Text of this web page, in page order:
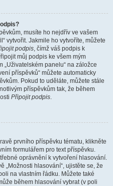
musíte ho nejdřív ve vašem
vytvořit. Jakmile ho vytvoříte, můžete
podpis, čímž váš podpis k
můj podpis ke všem mým
„Uživatelském panelu“ na záložce
příspěvků“ můžete automaticky
Pokud to uděláte, můžete stále
příspěvkům tak, že během
Připojit podpis.
prvního příspěvku tématu, klikněte
formulářem pro text příspěvku.
oprávnění k vytvoření hlasování.
„Možnosti hlasování“, ujistěte se, že
na vlastním řádku. Můžete také
během hlasování vybrat (v poli